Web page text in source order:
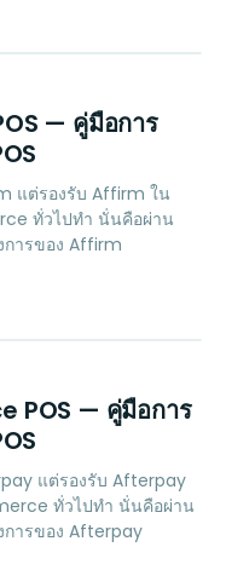
— คู่มือการ
แต่รองรับ Affirm ใน
ทั่วไปทำ นั่นคือผ่าน
ารของ Affirm
POS — คู่มือการ
แต่รองรับ Afterpay
ทั่วไปทำ นั่นคือผ่าน
ารของ Afterpay